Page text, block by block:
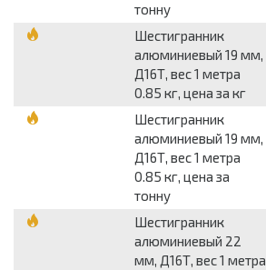
тонну
Шестигранник
алюминиевый 19 мм,
Д16Т, вес 1 метра
0.85 кг, цена за кг
Шестигранник
алюминиевый 19 мм,
Д16Т, вес 1 метра
0.85 кг, цена за
тонну
Шестигранник
алюминиевый 22
мм, Д16Т, вес 1 метра